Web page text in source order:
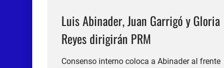
Luis Abinader, Juan Garrigó y Gloria
Reyes dirigirán PRM
Consenso interno coloca a Abinader al frente